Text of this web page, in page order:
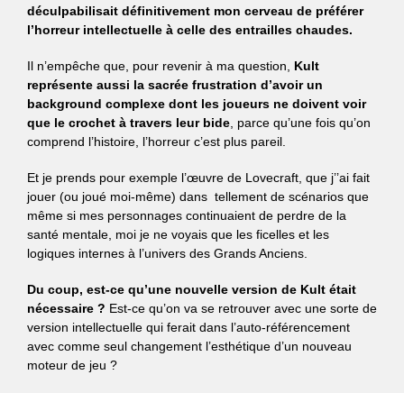
déculpabilisait définitivement mon cerveau de préférer
l’horreur intellectuelle à celle des entrailles chaudes.
Il n’empêche que, pour revenir à ma question, Kult
représente aussi la sacrée frustration d’avoir un
background complexe dont les joueurs ne doivent voir
que le crochet à travers leur bide , parce qu’une fois qu’on
comprend l’histoire, l’horreur c’est plus pareil.
Et je prends pour exemple l’œuvre de Lovecraft, que j’’ai fait
jouer (ou joué moi-même) dans tellement de scénarios que
même si mes personnages continuaient de perdre de la
santé mentale, moi je ne voyais que les ficelles et les
logiques internes à l’univers des Grands Anciens.
Du coup, est-ce qu’une nouvelle version de Kult était
nécessaire ? Est-ce qu’on va se retrouver avec une sorte de
version intellectuelle qui ferait dans l’auto-référencement
avec comme seul changement l’esthétique d’un nouveau
moteur de jeu ?